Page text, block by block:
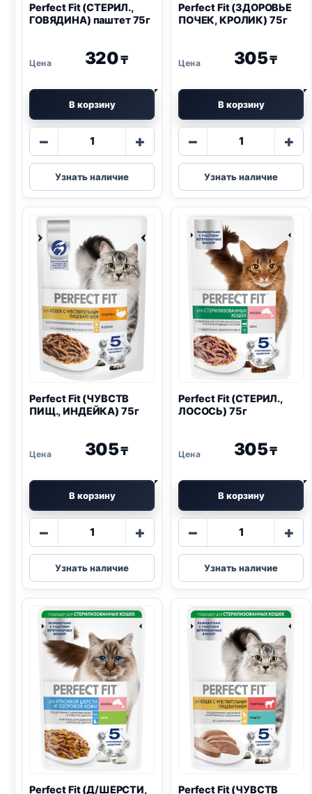
Perfect Fit (СТЕРИЛ.,
ГОВЯДИНА) паштет 75г
320₸
В корзину
−
Количество
Perfect
Fit
(СТЕРИЛ.,
ГОВЯДИНА)
75г
+
Узнать наличие
Perfect Fit (ЗДОРОВЬЕ
ПОЧЕК, КРОЛИК) 75г
305₸
В корзину
−
Количество
Perfect
Fit
(ЗДОРОВЬЕ
ПОЧЕК,
75г
+
Узнать наличие
Perfect Fit (ЧУВСТВ
ПИЩ., ИНДЕЙКА) 75г
305₸
В корзину
−
Количество
Perfect
Fit
(ЧУВСТВ
ПИЩ.,
ИНДЕЙКА)
75г
+
Узнать наличие
Perfect Fit (СТЕРИЛ.,
ЛОСОСЬ) 75г
305₸
В корзину
−
Количество
Perfect
Fit
(СТЕРИЛ.,
ЛОСОСЬ)
75г
+
Узнать наличие
Perfect Fit (Д/ШЕРСТИ,
Perfect Fit (ЧУВСТВ